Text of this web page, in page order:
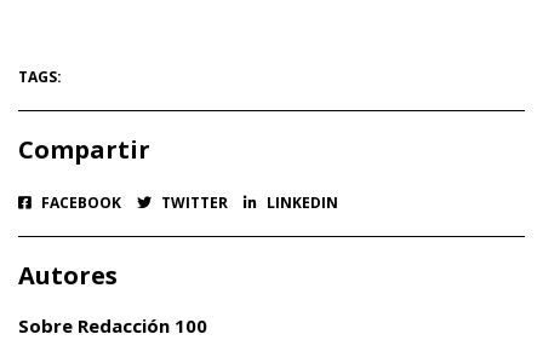
TAGS:
Compartir
FACEBOOK TWITTER LINKEDIN
Autores
Sobre Redacción 100